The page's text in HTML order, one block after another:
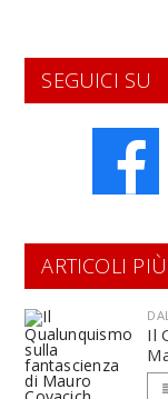
SEGUICI SU
ARTICOLI
Il